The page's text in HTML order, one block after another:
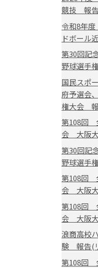
競技 報告
令和8年
ドボール
第30回記
野球選手
国民スポ
府予選会
権大会
第108回
会 大阪
第30回記
野球選手
第108回
会 大阪
第108回
会 大阪
浪商高校
験 報告(
第108回